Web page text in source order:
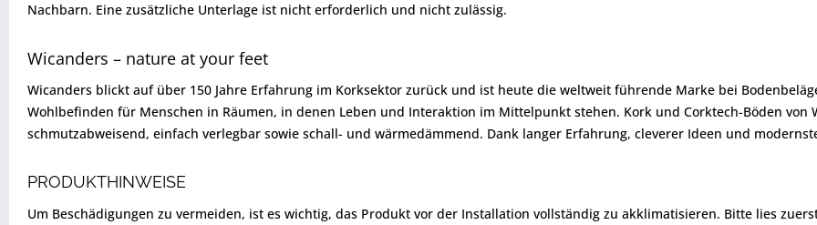
Nachbarn. Eine zusätzliche Unterlage ist nicht erforderlich und nicht zulässig.
Wicanders – nature at your feet
Wicanders blickt auf über 150 Jahre Erfahrung im Korksektor zurück und ist heute die weltweit führende Marke bei
Wohlbefinden für Menschen in Räumen, in denen Leben und Interaktion im Mittelpunkt stehen. Kork und Corktech-Böden von
schmutzabweisend, einfach verlegbar sowie schall- und wärmedämmend. Dank langer Erfahrung, cleverer Ideen und
PRODUKTHINWEISE
Um Beschädigungen zu vermeiden, ist es wichtig, das Produkt vor der Installation vollständig zu akklimatisieren. Bitte lies